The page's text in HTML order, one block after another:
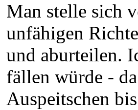
Man stelle sich
unfähigen
und aburteilen.
fällen würde -
Auspeitschen